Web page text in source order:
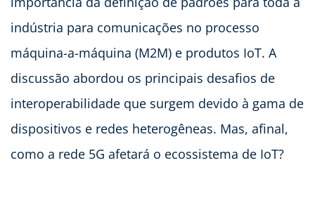
indústria para comunicações no processo
máquina-a-máquina (M2M) e produtos IoT. A
discussão abordou os principais desafios de
interoperabilidade que surgem devido à gama de
dispositivos e redes heterogêneas. Mas, afinal,
como a rede 5G afetará o ecossistema de IoT?